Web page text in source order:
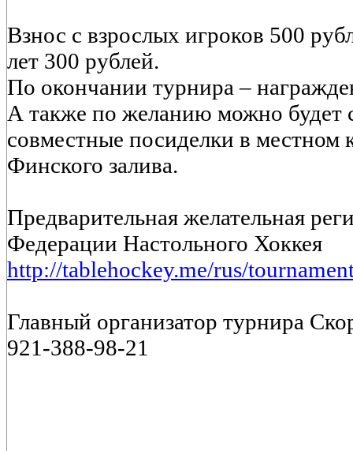
Взнос с взрослых игроков 500
лет 300 рублей.
По окончании турнира –
А также по желанию можно будет
совместные посиделки в местном
Финского залива.
Предварительная желательная
Федерации Настольного Хоккея
http://tablehockey.me/rus/
Главный организатор турнира
921-388-98-21